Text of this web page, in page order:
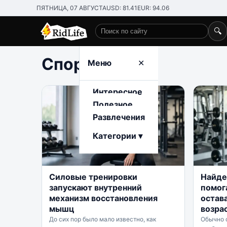
ПЯТНИЦА, 07 АВГУСТАUSD: 81.41 EUR: 94.06
Поиск по сайту
🔍
Меню ✕
Интересное
Полезное
Развлечения
Категории ▾
Спорт
Силовые тренировки
запускают внутренний
механизм восстановления
мышц
До сих пор было мало известно, как
Обычно